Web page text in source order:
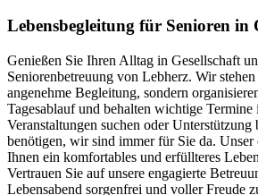
Lebensbegleitung für Senioren in
Genießen Sie Ihren Alltag in Gesellschaft
Seniorenbetreuung von Lebherz. Wir
angenehme Begleitung, sondern
Tagesablauf und behalten wichtige
Veranstaltungen suchen oder
benötigen, wir sind immer für Sie da. Unser
Ihnen ein komfortables und erfüllteres
Vertrauen Sie auf unsere engagierte
Lebensabend sorgenfrei und voller Freude